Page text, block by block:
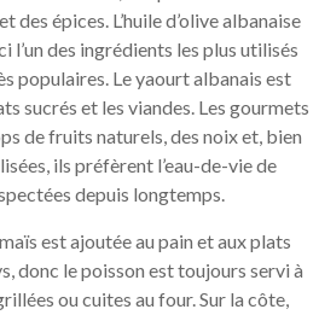
épices. L’huile d’olive albanaise
l’un des ingrédients les plus utilisés
populaires. Le yaourt albanais est
sucrés et les viandes. Les gourmets
de fruits naturels, des noix et, bien
ils préfèrent l’eau-de-vie de
depuis longtemps.
est ajoutée au pain et aux plats
donc le poisson est toujours servi à
ou cuites au four. Sur la côte,